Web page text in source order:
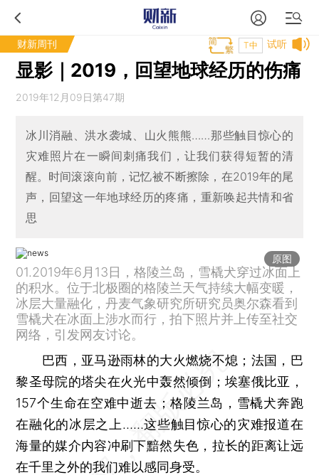
财新周刊 试听
T中
显影｜2019，回望地球经历的伤痛
2019年12月09日第47期
冰川消融、洪水袭城、山火熊熊……那些触目惊心的
灾难照片在一瞬间刺痛我们，让我们获得短暂的清
醒。时间滚滚向前，记忆被不断擦除，在2019年的尾
声，回望这一年地球经历的疼痛，重新唤起共情和省
思
原图
01.2019年6月13日，格陵兰岛，雪橇犬穿过冰面上
的积水。位于北极圈的格陵兰天气持续大幅变暖，
冰层大量融化，丹麦气象研究所研究员奥尔森看到
雪橇犬在冰面上涉水而行，拍下照片并上传至社交
网络，引发网友讨论。
巴西，亚马逊雨林的大火燃烧不熄；法国，巴
黎圣母院的塔尖在火光中轰然倾倒；埃塞俄比亚，
157个生命在空难中逝去；格陵兰岛，雪橇犬奔跑
在融化的冰层之上……这些触目惊心的灾难报道在
海量的媒介内容冲刷下黯然失色，拉长的距离让远
在千里之外的我们难以感同身受。